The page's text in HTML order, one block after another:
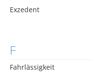
Exzedent
F
Fahrlässigkeit